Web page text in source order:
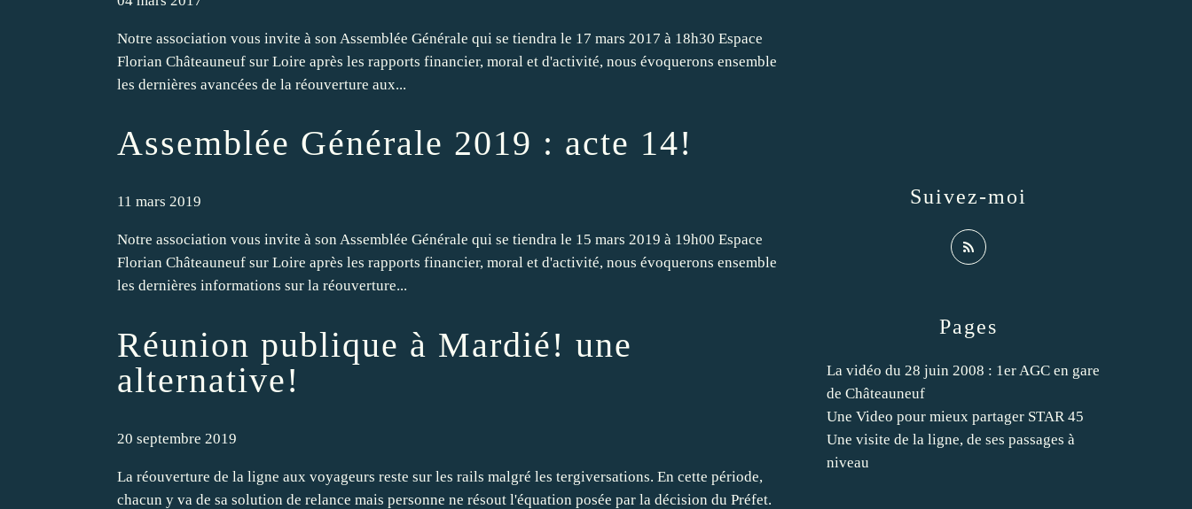
Notre association vous invite à son Assemblée Générale qui se tiendra le 17 mars 2017 à 18h30 Espace
Florian Châteauneuf sur Loire après les rapports financier, moral et d'activité, nous évoquerons ensemble
les dernières avancées de la réouverture aux...
Assemblée Générale 2019 : acte 14!
11 mars 2019
Notre association vous invite à son Assemblée Générale qui se tiendra le 15 mars 2019 à 19h00 Espace
Florian Châteauneuf sur Loire après les rapports financier, moral et d'activité, nous évoquerons ensemble
les dernières informations sur la réouverture...
Réunion publique à Mardié! une
alternative!
20 septembre 2019
La réouverture de la ligne aux voyageurs reste sur les rails malgré les tergiversations. En cette période,
chacun y va de sa solution de relance mais personne ne résout l'équation posée par la décision du Préfet.
Pages
La vidéo du 28 juin 2008 : 1er AGC en gare
de Châteauneuf
Une Video pour mieux partager STAR 45
Une visite de la ligne, de ses passages à
niveau
Suivez-moi